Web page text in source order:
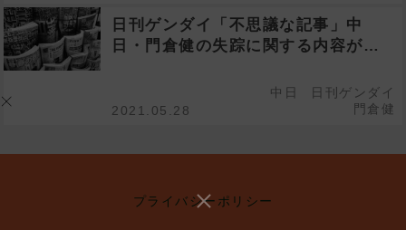
日刊ゲンダイ「不思議な記事」中
日・門倉健の失踪に関する内容が…
2021.05.28
中日
日刊ゲンダイ
門倉健
プライバシーポリシー